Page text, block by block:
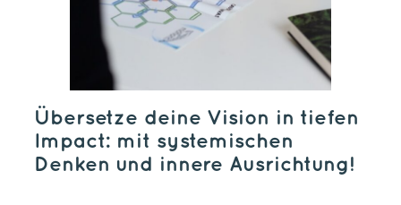
Übersetze deine Vision in tiefen
Impact: mit systemischen
Denken und innere Ausrichtung!